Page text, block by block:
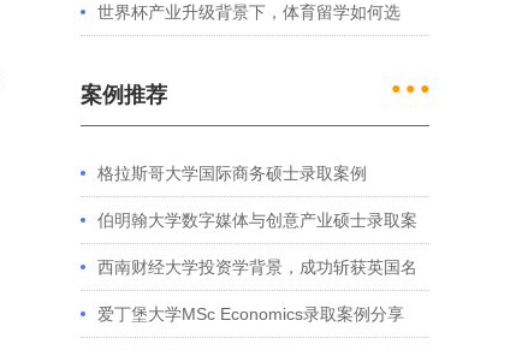
择、学制费用全介绍
世界杯产业升级背景下，体育留学如何选
案例推荐 ● ● ●
格拉斯哥大学国际商务硕士录取案例
伯明翰大学数字媒体与创意产业硕士录取案
例 西南财经大学投资学背景，成功斩获英国名
校多份Offer
爱丁堡大学MSc Economics录取案例分享